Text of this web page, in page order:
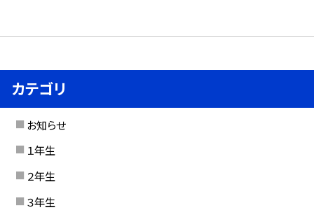
カテゴリ
お知らせ
１年生
２年生
３年生